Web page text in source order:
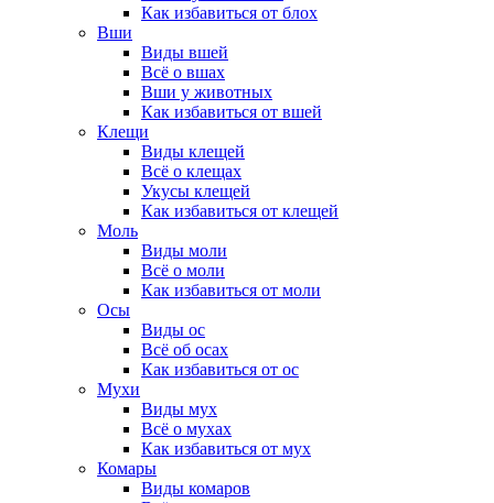
Как избавиться от блох
Вши
Виды вшей
Всё о вшах
Вши у животных
Как избавиться от вшей
Клещи
Виды клещей
Всё о клещах
Укусы клещей
Как избавиться от клещей
Моль
Виды моли
Всё о моли
Как избавиться от моли
Осы
Виды ос
Всё об осах
Как избавиться от ос
Мухи
Виды мух
Всё о мухах
Как избавиться от мух
Комары
Виды комаров